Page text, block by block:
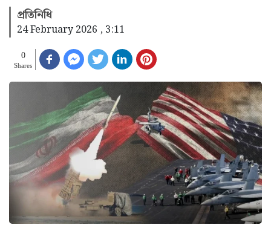
প্রতিনিধি
24 February 2026 , 3:11
0
Shares